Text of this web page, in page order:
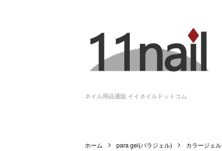
ネイル用品通販 イイネイルドットコム
ホーム para gel(パラジェル) カラージェル